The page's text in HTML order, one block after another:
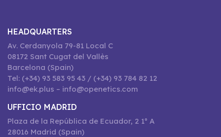
HEADQUARTERS
Av. Cerdanyola 79-81 Local C
08172 Sant Cugat del Vallès
Barcelona (Spain)
Tel: (+34) 93 583 95 43 / (+34) 93 784 82 12
info@ek.plus – info@openetics.com
UFFICIO MADRID
Plaza de la República de Ecuador, 2 1º A
28016 Madrid (Spain)